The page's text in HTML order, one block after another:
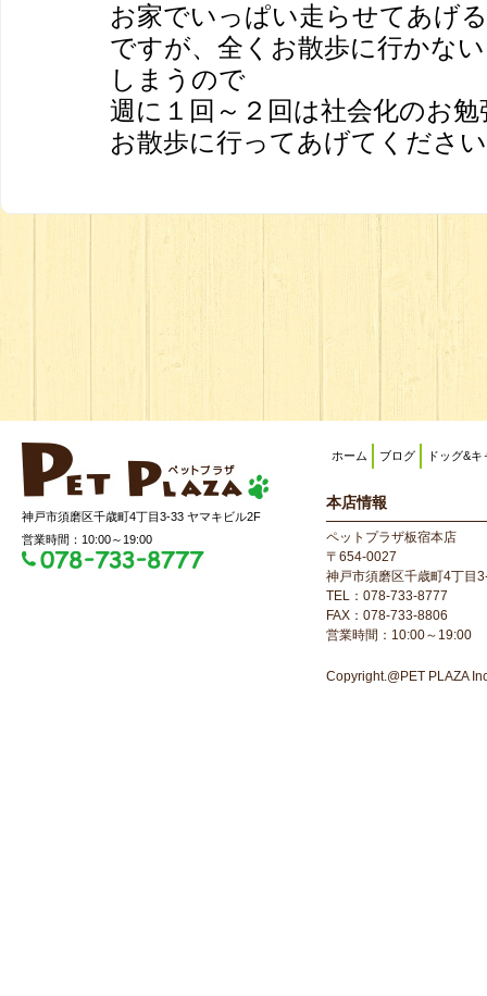
お家でいっぱい走らせてあげ
ですが、全くお散歩に行かな
しまうので
週に１回～２回は社会化のお
お散歩に行ってあげてくださ
神戸市須磨区千歳町4丁目3-33 ヤマキビル2F
営業時間：10:00～19:00
ホーム ブログ ドッグ&キ
本店情報
ペットプラザ板宿本店
〒654-0027
神戸市須磨区千歳町4丁目
TEL：078-733-8777
FAX：078-733-8806
営業時間：10:00～19:00
Copyright.@PET PLAZA